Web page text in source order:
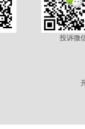
投诉微